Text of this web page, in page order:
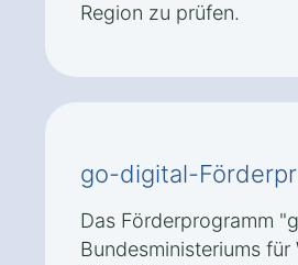
Region zu prüfen.
go-digital-
Das Förderprogramm
Bundesministeriums